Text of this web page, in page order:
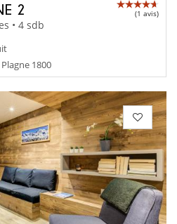
2 (1 avis)
• 4 sdb
1800